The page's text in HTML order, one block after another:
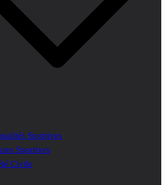
Sportives
Sportives
Civile